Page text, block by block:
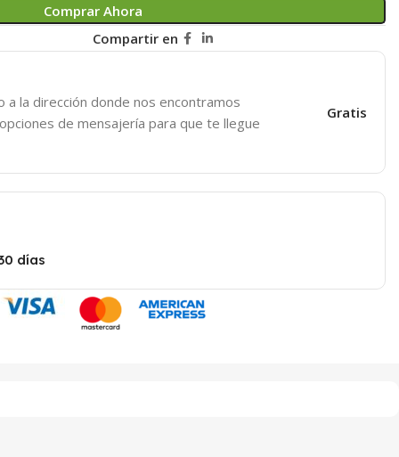
Comprar Ahora
Compartir en
la dirección donde nos encontramos
de mensajería para que te llegue
Gratis
días